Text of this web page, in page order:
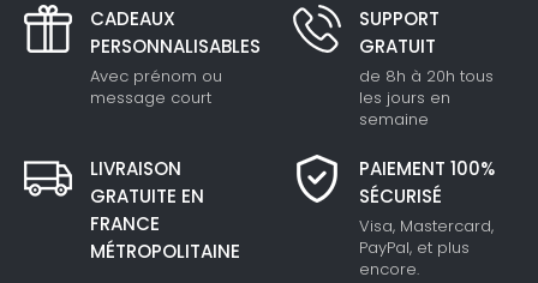
CADEAUX
PERSONNALISABLES
Avec prénom ou
message court
SUPPORT
GRATUIT
de 8h à 20h tous
les jours en
semaine
LIVRAISON
GRATUITE EN
FRANCE
MÉTROPOLITAINE
PAIEMENT 100%
SÉCURISÉ
Visa, Mastercard,
PayPal, et plus
encore.